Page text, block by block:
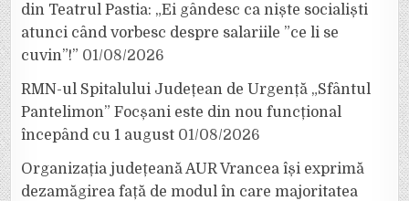
din Teatrul Pastia: „Ei gândesc ca niște socialiști
atunci când vorbesc despre salariile ”ce li se
cuvin”!” 01/08/2026
RMN-ul Spitalului Județean de Urgență „Sfântul
Pantelimon” Focșani este din nou funcțional
începând cu 1 august 01/08/2026
Organizația județeană AUR Vrancea își exprimă
dezamăgirea față de modul în care majoritatea